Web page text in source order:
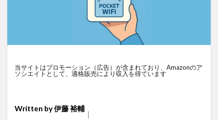
当サイトはプロモーション（広告）が含まれており、Amazonのア
ソシエイトとして、適格販売により収入を得ています
Written by伊藤 裕輔
｜
iPhone iPad
アプリ開発
ネットワーク
ドローン トレイルカメラ
トイ
デジタルサイネージ
タブレット
セキュリティ
スマート農業
スマートメーター